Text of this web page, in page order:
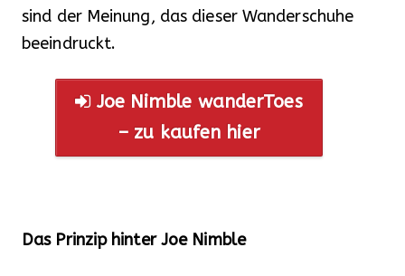
sind der Meinung, das dieser Wanderschuhe
beeindruckt.
Joe Nimble wanderToes
– zu kaufen hier
Das Prinzip hinter Joe Nimble